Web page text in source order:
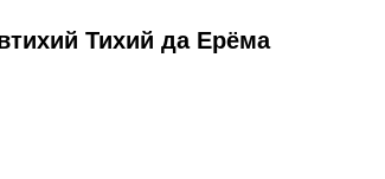
Тихий да Ерёма